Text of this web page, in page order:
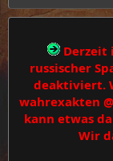
Derzeit
russischer
deaktiviert.
wahrexakten
kann etwas
Wir